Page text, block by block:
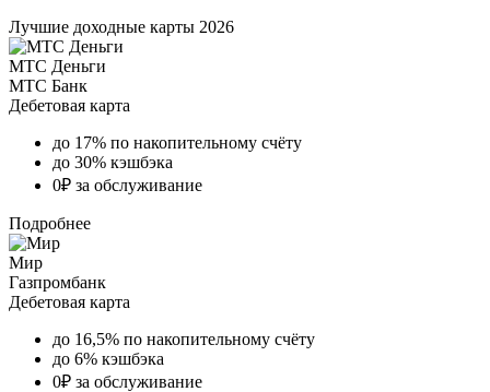
Лучшие доходные карты 2026
МТС Деньги
МТС Банк
Дебетовая карта
до 17% по накопительному счёту
до 30% кэшбэка
0₽ за обслуживание
Подробнее
Мир
Газпромбанк
Дебетовая карта
до 16,5% по накопительному счёту
до 6% кэшбэка
0₽ за обслуживание